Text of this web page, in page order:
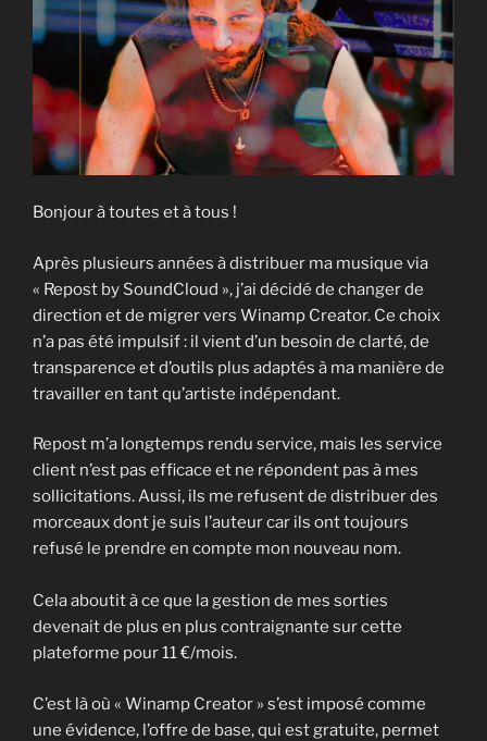
Bonjour à toutes et à tous !
Après plusieurs années à distribuer ma musique via
« Repost by SoundCloud », j’ai décidé de changer de
direction et de migrer vers Winamp Creator. Ce choix
n’a pas été impulsif : il vient d’un besoin de clarté, de
transparence et d’outils plus adaptés à ma manière de
travailler en tant qu’artiste indépendant.
Repost m’a longtemps rendu service, mais les service
client n’est pas efficace et ne répondent pas à mes
sollicitations. Aussi, ils me refusent de distribuer des
morceaux dont je suis l’auteur car ils ont toujours
refusé le prendre en compte mon nouveau nom.
Cela aboutit à ce que la gestion de mes sorties
devenait de plus en plus contraignante sur cette
plateforme pour 11 €/mois.
C’est là où « Winamp Creator » s’est imposé comme
une évidence, l’offre de base, qui est gratuite, permet